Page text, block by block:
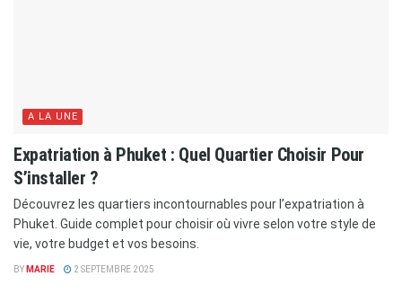
A LA UNE
Expatriation à Phuket : Quel Quartier Choisir Pour
S’installer ?
Découvrez les quartiers incontournables pour l’expatriation à
Phuket. Guide complet pour choisir où vivre selon votre style de
vie, votre budget et vos besoins.
BY MARIE 2 SEPTEMBRE 2025